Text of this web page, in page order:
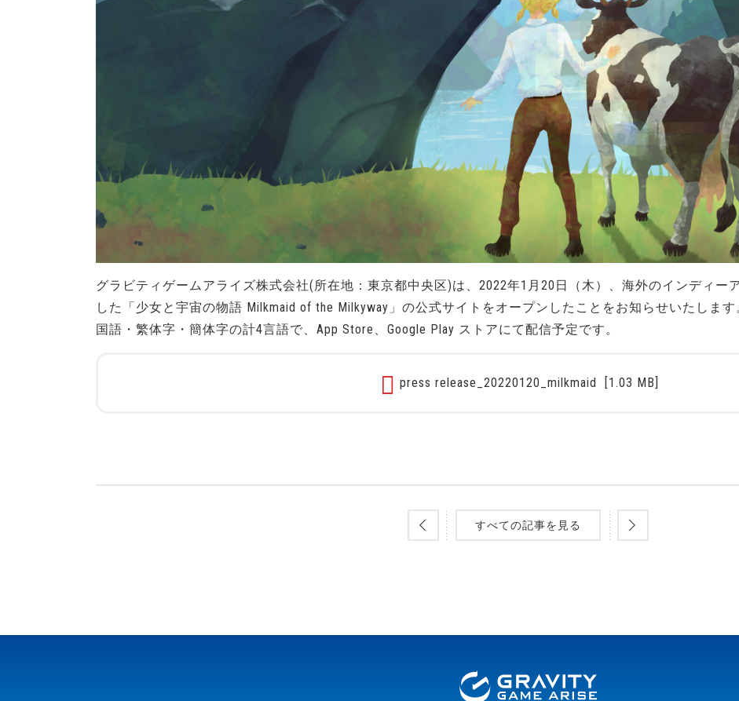
グラビティゲームアライズ株式会社(所在地：東京都中央区)は、2022年1月20日（木）、海外のインディー
した「少女と宇宙の物語 Milkmaid of the Milkyway」の公式サイトをオープンしたことをお知らせいたしま
国語・繁体字・簡体字の計4言語で、App Store、Google Play ストアにて配信予定です。
press release_20220120_milkmaid [1.03 MB]
すべての記事を見る